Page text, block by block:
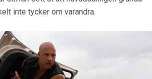
inte tycker om varandra.